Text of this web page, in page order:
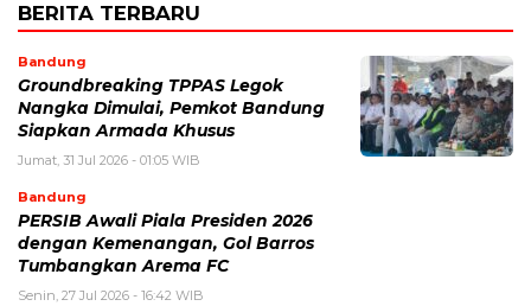
BERITA TERBARU
Bandung
Groundbreaking TPPAS Legok
Nangka Dimulai, Pemkot Bandung
Siapkan Armada Khusus
Jumat, 31 Jul 2026 - 01:05 WIB
Bandung
PERSIB Awali Piala Presiden 2026
dengan Kemenangan, Gol Barros
Tumbangkan Arema FC
Senin, 27 Jul 2026 - 16:42 WIB